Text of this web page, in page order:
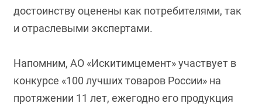
достоинству оценены как потребителями, так
и отраслевыми экспертами.
Напомним, АО «Искитимцемент» участвует в
конкурсе «100 лучших товаров России» на
протяжении 11 лет, ежегодно его продукция